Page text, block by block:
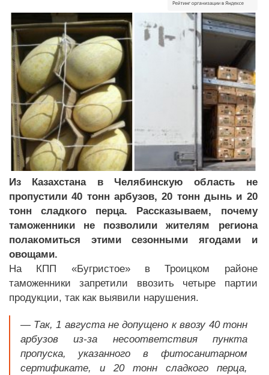
Из Казахстана в Челябинскую область не
пропустили 40 тонн арбузов, 20 тонн дынь и 20
тонн сладкого перца. Рассказываем, почему
таможенники не позволили жителям региона
полакомиться этими сезонными ягодами и
овощами.
На КПП «Бугристое» в Троицком районе
таможенники запретили ввозить четыре партии
продукции, так как выявили нарушения.
— Так, 1 августа не допущено к ввозу 40 тонн
арбузов из-за несоответствия пункта
пропуска, указанного в фитосанитарном
сертификате, и 20 тонн сладкого перца,